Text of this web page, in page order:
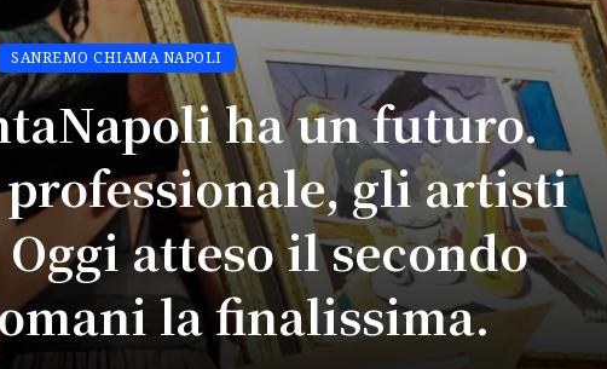
SANREMO CHIAMA NAPOLI
ha un futuro.
gli artisti
atteso il secondo
la finalissima.